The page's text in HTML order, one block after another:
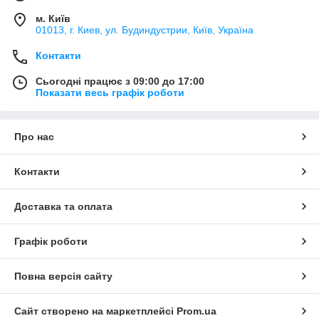
м. Київ
01013, г. Киев, ул. Будиндустрии, Київ, Україна
Контакти
Сьогодні працює з 09:00 до 17:00
Показати весь графік роботи
Про нас
Контакти
Доставка та оплата
Графік роботи
Повна версія сайту
Сайт створено на маркетплейсі Prom.ua